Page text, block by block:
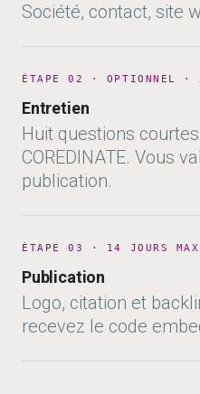
Société, contact, site
ÉTAPE 02 · OPTIONNEL ·
Entretien
Huit questions
COREDINATE. Vous
publication.
ÉTAPE 03 · 14 JOURS
Publication
Logo, citation et
recevez le code